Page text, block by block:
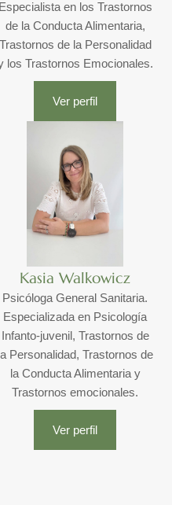
Especialista en los Trastornos
de la Conducta Alimentaria,
Trastornos de la Personalidad
los Trastornos Emocionales.
Ver perfil
Kasia Walkowicz
Psicóloga General Sanitaria.
Especializada en Psicología
Infanto-juvenil, Trastornos de
Personalidad, Trastornos de
la Conducta Alimentaria y
Trastornos emocionales.
Ver perfil